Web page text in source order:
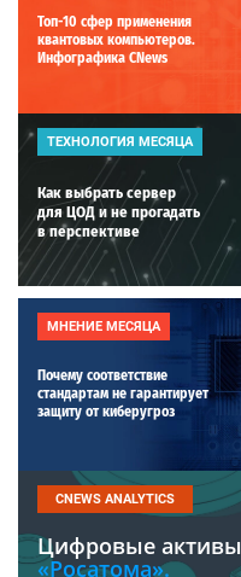
Топ-10 сфер применения
квантовых компьютеров.
Инфографика CNews
ТЕХНОЛОГИЯ МЕСЯЦА
Как выбрать сервер
для ЦОД и не прогадать
в перспективе
МНЕНИЕ МЕСЯЦА
Почему соответствие
стандартам не гарантирует
защиту от киберугроз
CNEWS ANALYTICS
Цифровые активы
«Росатома».